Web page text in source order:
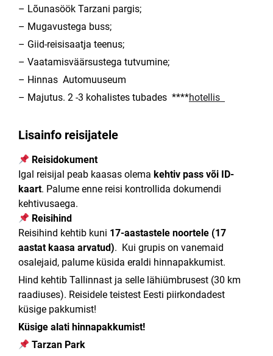
– Lõunasöök Tarzani pargis;
– Mugavustega buss;
– Giid-reisisaatja teenus;
– Vaatamisväärsustega tutvumine;
– Hinnas Automuuseum
– Majutus. 2 -3 kohalistes tubades ****hotellis
Lisainfo reisijatele
Reisidokument
Igal reisijal peab kaasas olema kehtiv pass või ID-
kaart. Palume enne reisi kontrollida dokumendi
kehtivusaega.
Reisihind
Reisihind kehtib kuni 17-aastastele noortele (17
aastat kaasa arvatud). Kui grupis on vanemaid
osalejaid, palume küsida eraldi hinnapakkumist.
Hind kehtib Tallinnast ja selle lähiümbrusest (30 km
raadiuses). Reisidele teistest Eesti piirkondadest
küsige pakkumist!
Küsige alati hinnapakkumist!
Tarzan Park